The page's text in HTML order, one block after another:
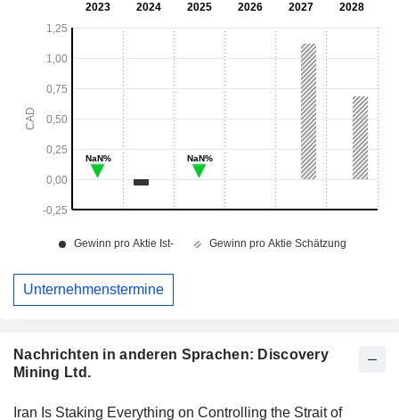
Nachrichten in anderen Sprachen: Discovery
Mining Ltd.
Iran Is Staking Everything on Controlling the Strait of
Unternehmenstermine